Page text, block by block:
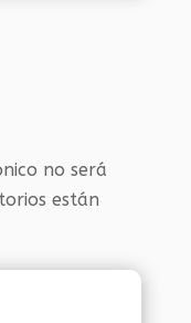
no será
están